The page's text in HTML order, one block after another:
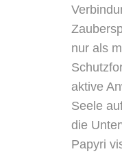
nur als
aktive
Seele
die
Papyri